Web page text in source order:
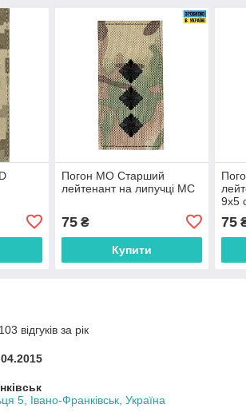
Погон МО Старший
лейтенант на липучці МC
75₴
Купити
9х5
75
відгуків за рік
5, Івано-Франківськ, Україна